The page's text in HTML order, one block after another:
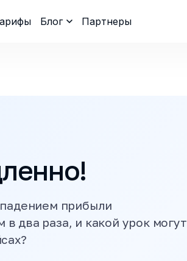
Блог Партнеры
падением прибыли
два раза, и какой урок могут